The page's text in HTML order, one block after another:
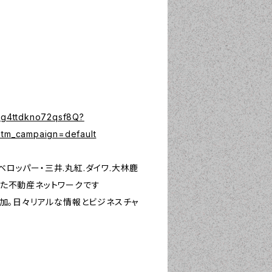
ロッパー・三井.丸紅.ダイワ.大林鹿
不動産ネットワークです
。日々リアルな情報とビジネスチャ